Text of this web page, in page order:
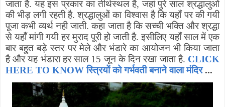
जाता है.यह इस प्रकार का तीर्थस्थल है,जहां पुरे साल श्रद्धालुओं
की भीड़ लगी रहती है.श्रद्धालुओं का विश्वास है कि यहाँ पर की गयी
पूजा कभी व्यर्थ नही जाती.कहा जाता है कि सच्ची भक्ति और श्रद्धा
से यहाँ मांगी गयी हर मुराद पूरी हो जाती है.इसीलिए यहाँ साल में एक
बार बहुत बड़े स्तर पर मेले और भंडारे का आयोजन भी किया जाता
है और यह भंडारा हर साल15 जून के दिन रखा जाता है. CLICK
HERE TO KNOW स्त्रियों को गर्भवती बनाने वाला मंदिर...